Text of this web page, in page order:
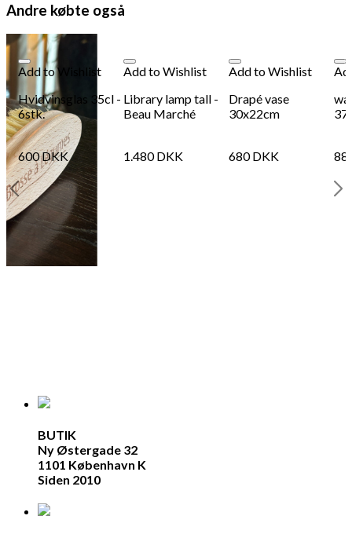
Andre købte også
Add to Wishlist
Hvidvinsglas 35cl -
6stk.
600DKK
Add to Wishlist
Library lamp tall -
Beau Marché
1.480DKK
Add to Wishlist
Drapé vase
30x22cm
680DKK
BUTIK
Ny Østergade 32
1101 København K
Siden 2010